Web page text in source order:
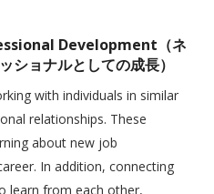
Development（ネ
ショナルとしての成長）
with individuals in similar
relationships. These
about new job
In addition, connecting
learn from each other,